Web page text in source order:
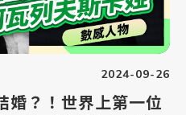
2024-09-26
婚？！世界上第一位